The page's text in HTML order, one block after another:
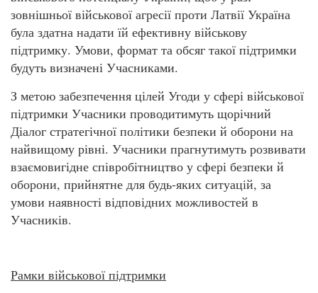
зовнішньої військової агресії проти Латвії Україна
була здатна надати їй ефективну військову
підтримку. Умови, формат та обсяг такої підтримки
будуть визначені Учасниками.
З метою забезпечення цілей Угоди у сфері військової
підтримки Учасники проводитимуть щорічний
Діалог стратегічної політики безпеки й оборони на
найвищому рівні. Учасники прагнутимуть розвивати
взаємовигідне співробітництво у сфері безпеки й
оборони, прийнятне для будь-яких ситуацій, за
умови наявності відповідних можливостей в
Учасників.
Рамки військової підтримки